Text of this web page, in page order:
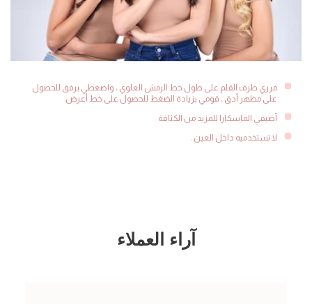
مرري طرف القلم على طول خط الرمش العلوي ، واضغطي برفق للحصول
على مظهر أدق ، قومي بزيادة الضغط للحصول على خط أعرض.
أضيفي الماسكارا للمزيد من الكثافة
لا تستخدميه داخل العين .
آراء العملاء